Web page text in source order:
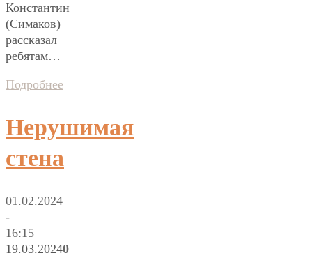
Константин
(Симаков)
рассказал
ребятам…
Подробнее
Нерушимая
стена
01.02.2024
-
16:15
19.03.20240